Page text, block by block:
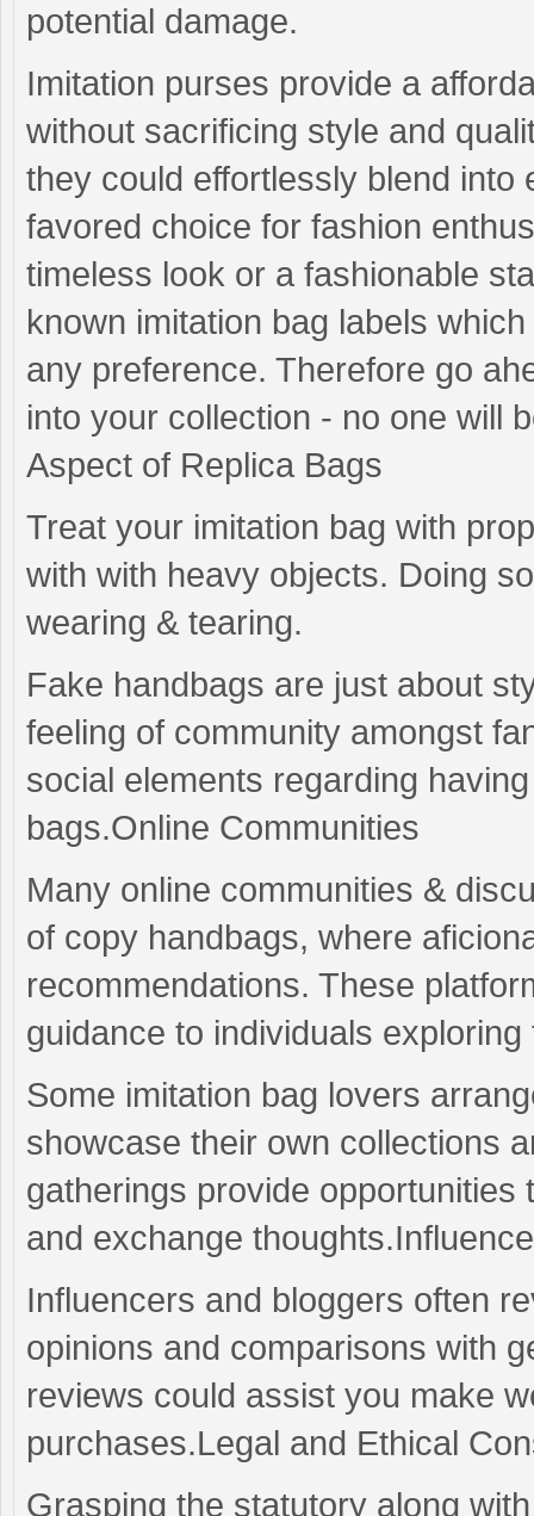
potential damage.
Imitation purses provide a
without sacrificing style and
they could effortlessly blend
favored choice for fashion
timeless look or a fashionable
known imitation bag labels
any preference. Therefore go
into your collection - no one will
Aspect of Replica Bags
Treat your imitation bag with
with with heavy objects. Doing
wearing & tearing.
Fake handbags are just about
feeling of community amongst
social elements regarding
bags.Online Communities
Many online communities &
of copy handbags, where
recommendations. These
guidance to individuals
Some imitation bag lovers
showcase their own collections
gatherings provide
and exchange
Influencers and bloggers often
opinions and comparisons with
reviews could assist you make
purchases.Legal and Ethical
Grasping the statutory along